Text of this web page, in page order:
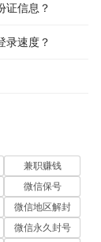
证信息？
录速度？
兼职赚钱
微信保号
微信地区解封
微信永久封号